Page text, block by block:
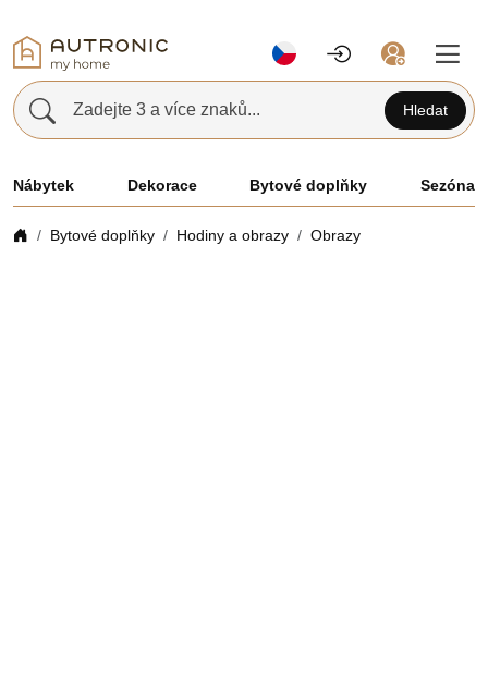
Zadejte 3 a více znaků... Hledat
Nábytek Dekorace Bytové doplňky Sezóna
Bytové doplňky Hodiny a obrazy Obrazy